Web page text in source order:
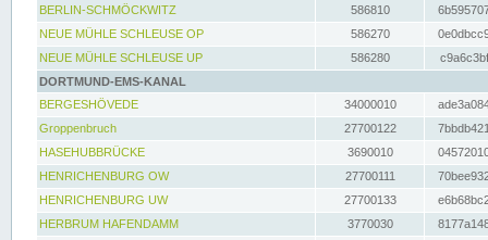
BERLIN-SCHMÖCKWITZ
586810
NEUE MÜHLE SCHLEUSE OP
586270
NEUE MÜHLE SCHLEUSE UP
586280
DORTMUND-EMS-KANAL
BERGESHÖVEDE
34000010
Groppenbruch
27700122
HASEHUBBRÜCKE
3690010
HENRICHENBURG OW
27700111
HENRICHENBURG UW
27700133
HERBRUM HAFENDAMM
3770030